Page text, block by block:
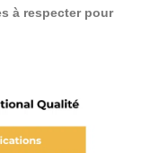
à respecter pour